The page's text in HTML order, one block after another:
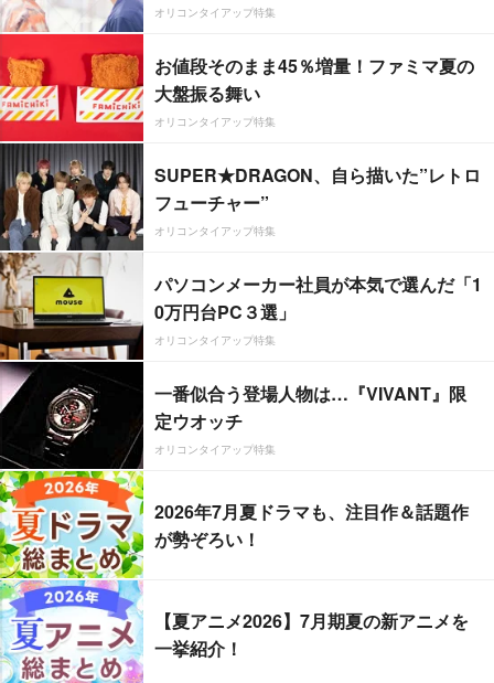
オリコンタイアップ特集
お値段そのまま45％増量！ファミマ夏の
大盤振る舞い
オリコンタイアップ特集
SUPER★DRAGON、自ら描いた”レトロ
フューチャー”
オリコンタイアップ特集
パソコンメーカー社員が本気で選んだ「1
0万円台PC３選」
オリコンタイアップ特集
一番似合う登場人物は…『VIVANT』限
定ウオッチ
オリコンタイアップ特集
2026年7月夏ドラマも、注目作＆話題作
が勢ぞろい！
【夏アニメ2026】7月期夏の新アニメを
一挙紹介！